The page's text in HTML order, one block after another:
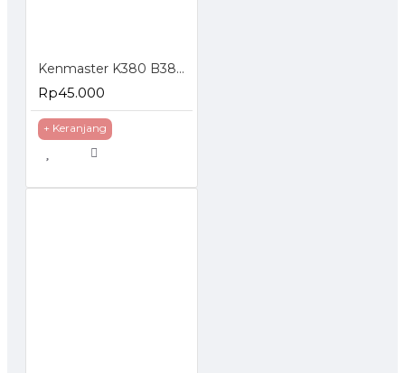
Kenmaster K380 B380 Tool Box Kotak Perkakas
Rp45.000
+ Keranjang